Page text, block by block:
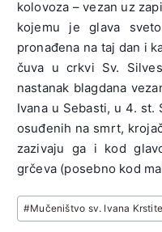
kolovoza – vezan uz
kojemu je glava
pronađena na taj dan i
čuva u crkvi Sv.
nastanak blagdana
Ivana u Sebasti, u 4.
osuđenih na smrt,
zazivaju ga i kod
grčeva (posebno kod
Post
Tags:
#Mučeništvo sv. Ivana